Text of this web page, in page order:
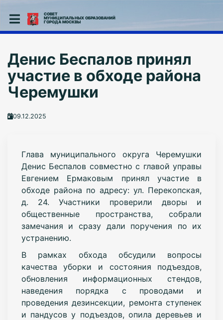
СОВЕТ
МУНИЦИПАЛЬНЫХ ОБРАЗОВАНИЙ
ГОРОДА МОСКВЫ
Денис Беспалов принял
участие в обходе района
Черемушки
09.12.2025
Глава муниципального округа Черемушки
Денис Беспалов совместно с главой управы
Евгением Ермаковым принял участие в
обходе района по адресу: ул. Перекопская,
д. 24. Участники проверили дворы и
общественные пространства, собрали
замечания и сразу дали поручения по их
устранению.
В рамках обхода обсудили вопросы
качества уборки и состояния подъездов,
обновления информационных стендов,
наведения порядка с проводами и
проведения дезинсекции, ремонта ступенек
и пандусов у подъездов, опила деревьев и